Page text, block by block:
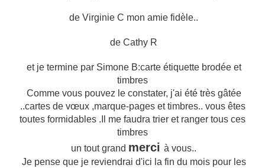
de Virginie C mon amie fidèle..
de Cathy R
et je termine par Simone B:carte étiquette brodée et
timbres
Comme vous pouvez le constater, j'ai été très gâtée
..cartes de vœux ,marque-pages et timbres.. vous êtes
toutes formidables .Il me faudra trier et ranger tous ces
timbres
un tout grand merci à vous..
Je pense que je reviendrai d'ici la fin du mois pour les